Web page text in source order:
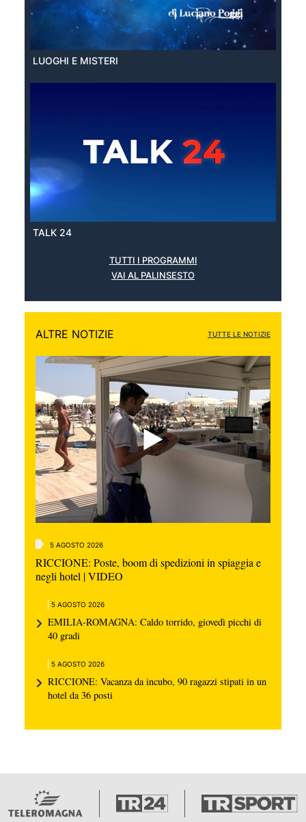
LUOGHI E MISTERI
TALK 24
TUTTI I PROGRAMMI
VAI AL PALINSESTO
ALTRE NOTIZIE TUTTE LE NOTIZIE
5 AGOSTO 2026
RICCIONE: Poste, boom di spedizioni in spiaggia e
negli hotel | VIDEO
5 AGOSTO 2026
EMILIA-ROMAGNA: Caldo torrido, giovedì picchi di
40 gradi
5 AGOSTO 2026
RICCIONE: Vacanza da incubo, 90 ragazzi stipati in un
hotel da 36 posti